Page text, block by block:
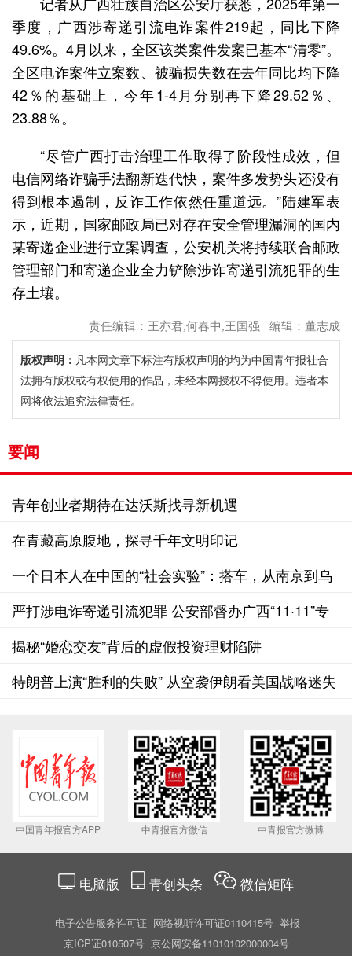
季度，广西涉寄递引流电诈案件219起，同比下降
49.6%。4月以来，全区该类案件发案已基本“清零”。
全区电诈案件立案数、被骗损失数在去年同比均下降
42％的基础上，今年1-4月分别再下降29.52％、
23.88％。
“尽管广西打击治理工作取得了阶段性成效，但
电信网络诈骗手法翻新迭代快，案件多发势头还没有
得到根本遏制，反诈工作依然任重道远。”陆建军表
示，近期，国家邮政局已对存在安全管理漏洞的国内
某寄递企业进行立案调查，公安机关将持续联合邮政
管理部门和寄递企业全力铲除涉诈寄递引流犯罪的生
存土壤。
责任编辑：王亦君,何春中,王国强 编辑：董志成
版权声明： 凡本网文章下标注有版权声明的均为中国青年报社合
法拥有版权或有权使用的作品，未经本网授权不得使用。违者本
网将依法追究法律责任。
要闻
青年创业者期待在达沃斯找寻新机遇
在青藏高原腹地，探寻千年文明印记
一个日本人在中国的“社会实验”：搭车，从南京到乌
鲁木齐
严打涉电诈寄递引流犯罪 公安部督办广西“11·11”专
案抓获多名“内鬼”
揭秘“婚恋交友”背后的虚假投资理财陷阱
特朗普上演“胜利的失败” 从空袭伊朗看美国战略迷失
中国青年报官方APP 中青报官方微信 中青报官方微博
电脑版 青创头条 微信矩阵
电子公告服务许可证 网络视听许可证0110415号 举报
京ICP证010507号 京公网安备11010102000004号